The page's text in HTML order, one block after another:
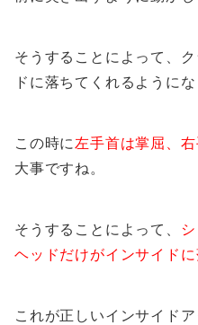
そうすることによって、
ドに落ちてくれるようにな
この時に 左手首は掌屈、
大事ですね。
そうすることによって、
ヘッドだけがインサイド
これが正しいインサイド